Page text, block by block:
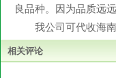
良品种。因为品质远
我公司可代收海南
相关评论